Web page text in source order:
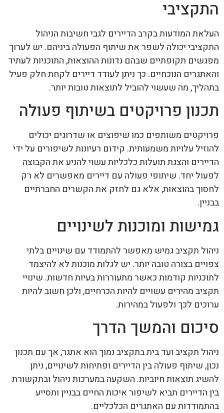
התקציבי
העלאת המודעות בקרב הדיירים לגבי חשיבות הניהול
התקציבי יכולה לשפר את שיתוף הפעולה ביניהם. יש לערוך
מפגשים תקופתיים שבהם נדונות ההוצאות, התוכניות לעתיד
והאתגרים הנוכחיים. כך ניתן לעודד דיירים לקחת חלק פעיל
בתהליך, מה שעשוי להוביל לתוצאות טובות יותר.
תכנון פרויקטים בשיתוף פעולה
פרויקטים משותפים כמו שיפוצים או שדרוגים יכולים
להוזיל עלויות משמעותית. קידום רעיונות לשיפורים על ידי
הדיירים והצגת תועלות כלכליות עשוי להניע את הקבוצה
לפעול יחד. שיתופי פעולה עם דיירים מאפשרים לא רק
לחסוך בהוצאות, אלא גם לחזק את הקשרים החברתיים
בבניין.
גמישות ומוכנות לשינויים
ניהול תקציב גמיש מאפשר להתמודד עם שינויים בלתי
צפויים בצורה טובה יותר. יש לגלות מוכנות לא להיצמד
לתוכניות קודמות כאשר מתעוררות בעיות חדשות. שינויי
תקציב מהירים עשויים להיות הכרחיים, ולכן חשוב להיות
ערוכים לכך ולפעול במהירות.
סיכום והמשך הדרך
ניהול תקציב ועד בית בתקציב נמוך הוא אתגר, אך עם תכנון
נכון, שיתוף פעולה בין הדיירים ופתיחות לשינויים, ניתן
להשיג תוצאות חיוביות. השקעה במערכות ניהול ובתקשורת
בין הדיירים תביא לשיפור איכות החיים בבניין ותסייע
בהתמודדות עם האתגרים הכלכליים.